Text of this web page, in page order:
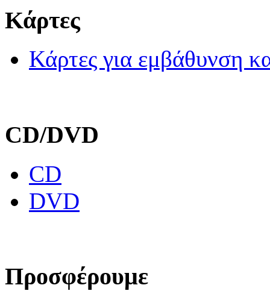
Κάρτες
Κάρτες για εμβάθυνση
CD/DVD
CD
DVD
Προσφέρουμε